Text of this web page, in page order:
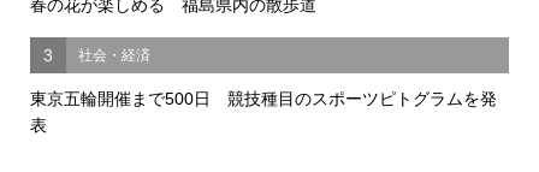
春の花が楽しめる 福島県内の散歩道
3 社会・経済
東京五輪開催まで500日 競技種目のスポーツピトグラムを発
表